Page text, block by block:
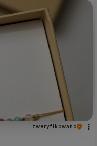
zweryfikowano